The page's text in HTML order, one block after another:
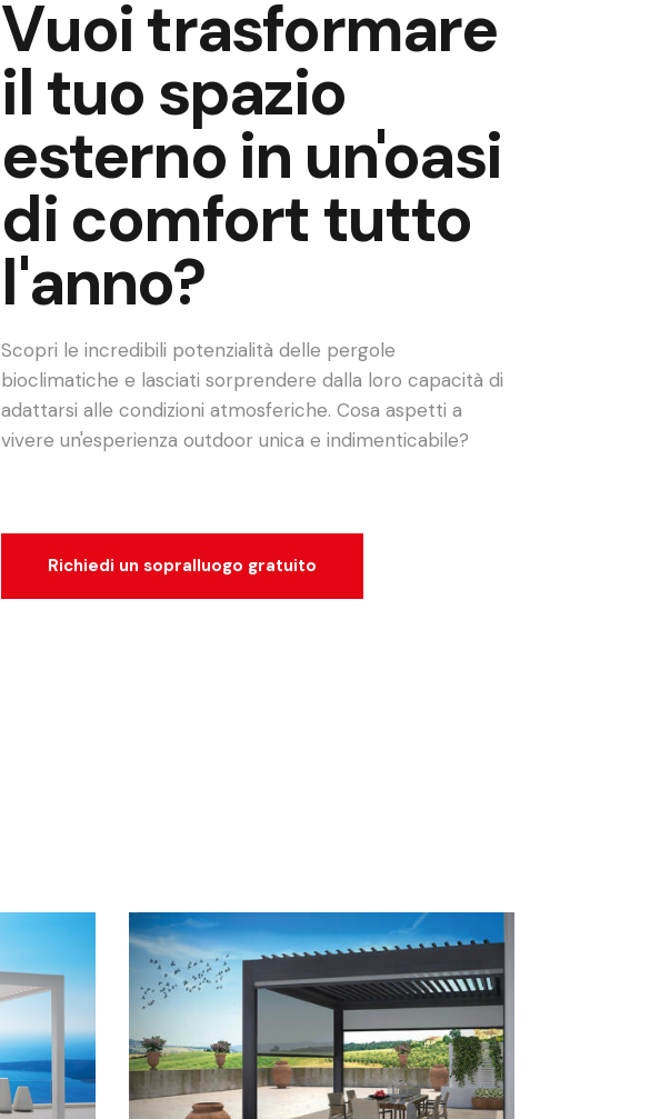
Vuoi trasformare
il tuo spazio
esterno in un'oasi
di comfort tutto
l'anno?
Scopri le incredibili potenzialità delle pergole
bioclimatiche e lasciati sorprendere dalla loro capacità di
adattarsi alle condizioni atmosferiche. Cosa aspetti a
vivere un'esperienza outdoor unica e indimenticabile?
Richiedi un sopralluogo gratuito